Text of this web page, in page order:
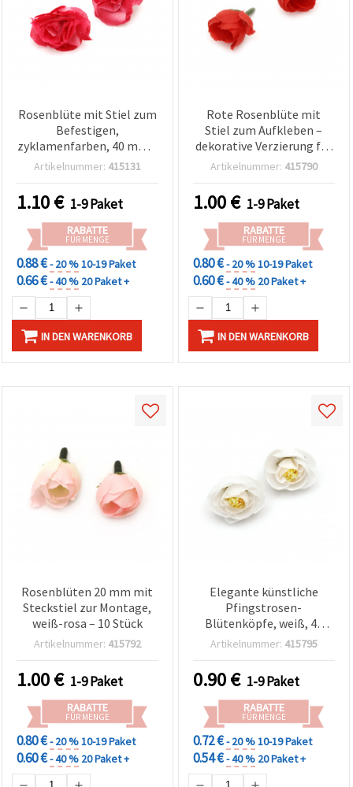
Rosenblüte mit Stiel zum
Befestigen,
zyklamenfarben, 40 mm –
10 Stück | Bastelblumen
Artikelnummer: 415131
1.10€ 1-9 Paket
RABATTE
FÜR MENGE
0.88 €- 20 %10-19 Paket
0.66 €- 40 % 20 Paket +
IN DEN WARENKORB
Rote Rosenblüte mit
Stiel zum Aufkleben –
dekorative Verzierung für
Basteln & Deko, 20 mm,
Artikelnummer: 415790
1.00€ 1-9 Paket
RABATTE
FÜR MENGE
0.80 €- 20 %10-19 Paket
0.60 €- 40 % 20 Paket +
IN DEN WARENKORB
Rosenblüten 20 mm mit
Steckstiel zur Montage,
weiß-rosa – 10 Stück
Artikelnummer: 415792
1.00€ 1-9 Paket
RABATTE
FÜR MENGE
0.80 €- 20 %10-19 Paket
0.60 €- 40 % 20 Paket +
Elegante künstliche
Pfingstrosen-
Blütenköpfe, weiß, 40
mm – 5 Stück für Basteln,
Artikelnummer: 415795
0.90€ 1-9 Paket
RABATTE
FÜR MENGE
0.72 €- 20 %10-19 Paket
0.54 €- 40 % 20 Paket +